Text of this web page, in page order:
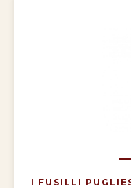
I FUSILLI